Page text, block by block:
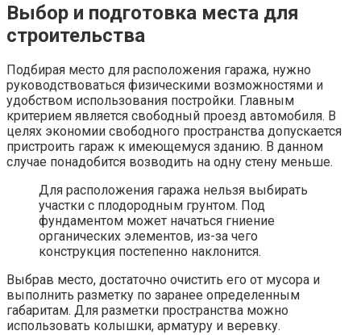
Выбор и подготовка места для
строительства
Подбирая место для расположения гаража, нужно
руководствоваться физическими возможностями и
удобством использования постройки. Главным
критерием является свободный проезд автомобиля. В
целях экономии свободного пространства допускается
пристроить гараж к имеющемуся зданию. В данном
случае понадобится возводить на одну стену меньше.
Для расположения гаража нельзя выбирать
участки с плодородным грунтом. Под
фундаментом может начаться гниение
органических элементов, из-за чего
конструкция постепенно наклонится.
Выбрав место, достаточно очистить его от мусора и
выполнить разметку по заранее определенным
габаритам. Для разметки пространства можно
использовать колышки, арматуру и веревку.